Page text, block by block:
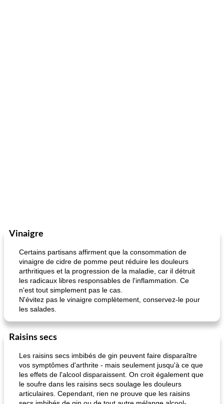
Vinaigre
Certains partisans affirment que la consommation de
vinaigre de cidre de pomme peut réduire les douleurs
arthritiques et la progression de la maladie, car il détruit
les radicaux libres responsables de l'inflammation. Ce
n'est tout simplement pas le cas.
N'évitez pas le vinaigre complètement, conservez-le pour
les salades.
Raisins secs
Les raisins secs imbibés de gin peuvent faire disparaître
vos symptômes d'arthrite - mais seulement jusqu'à ce que
les effets de l'alcool disparaissent. On croit également que
le soufre dans les raisins secs soulage les douleurs
articulaires. Cependant, rien ne prouve que les raisins